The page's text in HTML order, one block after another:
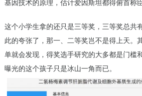
基因技术的原理，估计爱因斯坦都得俯首称臣
这个小学生拿的还只是三等奖，三等奖总共
此的夸张了，那一、二等奖岂不是得上天。
单就会发现，得奖选手研究的大多都是门槛
曝光的这个孩子只是冰山一角而已。